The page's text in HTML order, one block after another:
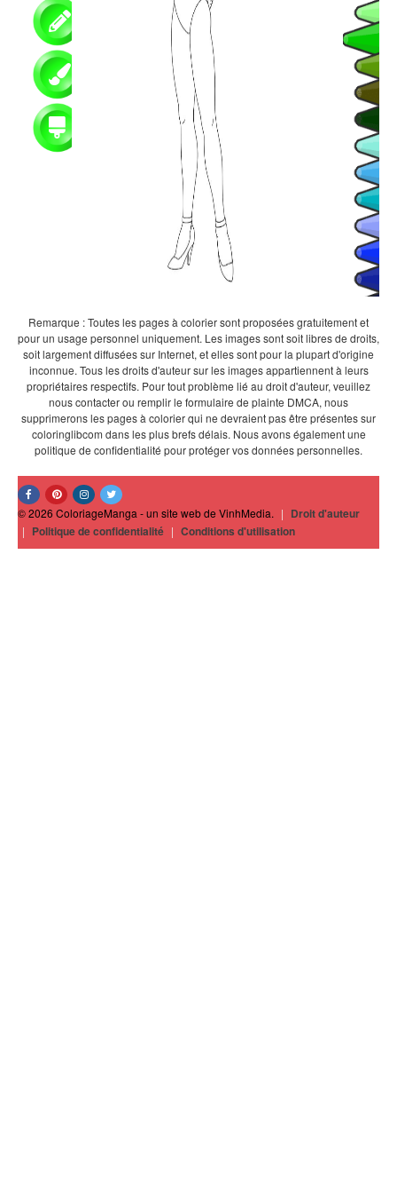
Remarque : Toutes les pages à colorier sont proposées gratuitement et
pour un usage personnel uniquement. Les images sont soit libres de droits,
soit largement diffusées sur Internet, et elles sont pour la plupart d'origine
inconnue. Tous les droits d'auteur sur les images appartiennent à leurs
propriétaires respectifs. Pour tout problème lié au droit d'auteur, veuillez
nous contacter ou remplir le formulaire de plainte DMCA, nous
supprimerons les pages à colorier qui ne devraient pas être présentes sur
coloringlibcom dans les plus brefs délais. Nous avons également une
politique de confidentialité pour protéger vos données personnelles.
© 2026 ColoriageManga - un site web de VinhMedia. | Droit d'auteur
| Politique de confidentialité | Conditions d'utilisation